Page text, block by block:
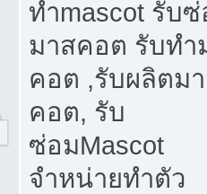
ทำmascot รับ
มาสคอต รับทำ
คอต ,รับผลิตม
คอต, รับ
ซ่อมMascot
จำหน่ายทำตัว